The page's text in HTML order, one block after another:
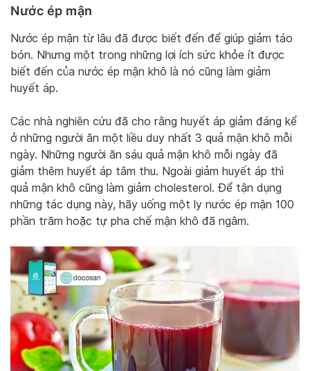
Nước ép mận
Nước ép mận từ lâu đã được biết đến để giúp giảm táo
bón. Nhưng một trong những lợi ích sức khỏe ít được
biết đến của nước ép mận khô là nó cũng làm giảm
huyết áp.
Các nhà nghiên cứu đã cho rằng huyết áp giảm đáng kể
ở những người ăn một liều duy nhất 3 quả mận khô mỗi
ngày. Những người ăn sáu quả mận khô mỗi ngày đã
giảm thêm huyết áp tâm thu. Ngoài giảm huyết áp thì
quả mận khô cũng làm giảm cholesterol. Để tận dụng
những tác dụng này, hãy uống một ly nước ép mận 100
phần trăm hoặc tự pha chế mận khô đã ngâm.